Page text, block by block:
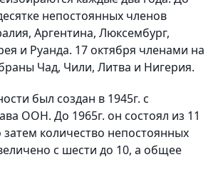
непостоянных членов
Аргентина, Люксембург,
и Руанда. 17 октября членами на
Чад, Чили, Литва и Нигерия.
был создан в 1945г. с
ООН. До 1965г. он состоял из 11
затем количество непостоянных
с шести до 10, а общее